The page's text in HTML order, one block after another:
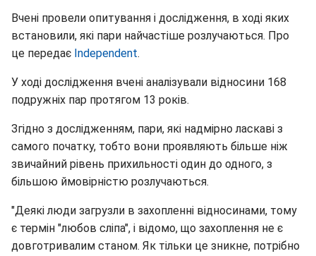
Вчені провели опитування і дослідження, в ході яких
встановили, які пари найчастіше розлучаються. Про
це передає Independent.
У ході дослідження вчені аналізували відносини 168
подружніх пар протягом 13 років.
Згідно з дослідженням, пари, які надмірно ласкаві з
самого початку, тобто вони проявляють більше ніж
звичайний рівень прихильності один до одного, з
більшою ймовірністю розлучаються.
"Деякі люди загрузли в захопленні відносинами, тому
є термін "любов сліпа", і відомо, що захоплення не є
довготривалим станом. Як тільки це зникне, потрібно